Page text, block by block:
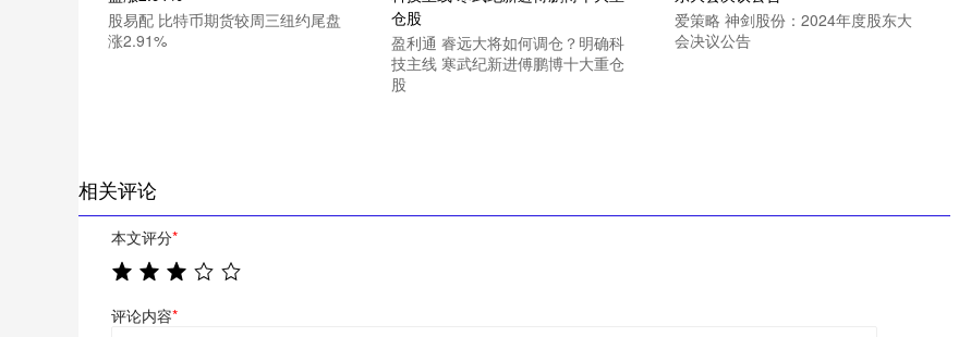
股易配 比特币期货较周三纽约尾盘
涨2.91%
盈利通 睿远大将如何调仓？明确科
技主线 寒武纪新进傅鹏博十大重仓
股
爱策略 神剑股份：2024年度股东大
会决议公告
相关评论
本文评分*
评论内容*